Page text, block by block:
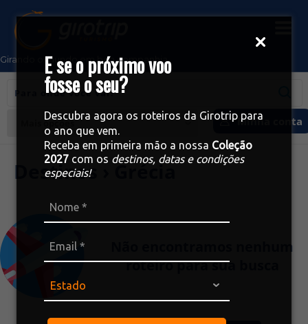
E se o próximo voo
fosse o seu?
Descubra agora os roteiros da Girotrip para
o ano que vem.
Receba em primeira mão a nossa Coleção
2027 com os destinos, datas e condições
especiais!
Girando o mundo em boa companhia
Minha conta
Mais opções
Destinos › Grécia
Não encontramos nenhum
roteiro para sua busca